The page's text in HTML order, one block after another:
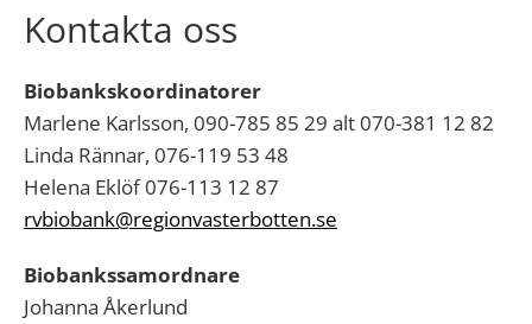
Kontakta oss
Biobankskoordinatorer
Marlene Karlsson, 090-785 85 29 alt 070-381 12 82
Linda Rännar, 076-119 53 48
Helena Eklöf 076-113 12 87
rvbiobank@regionvasterbotten.se
Biobankssamordnare
Johanna Åkerlund